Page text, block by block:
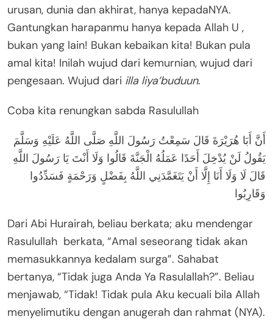
urusan, dunia dan akhirat, hanya kepadaNYA.
Gantungkan harapanmu hanya kepada Allah U ,
bukan yang lain! Bukan kebaikan kita! Bukan pula
amal kita! Inilah wujud dari kemurnian, wujud dari
pengesaan. Wujud dari illa liya’buduun.
Coba kita renungkan sabda Rasulullah
أَنَّ أَبَا هُرَيْرَةَ قَالَ سَمِعْتُ رَسُولَ اللَّهِ صَلَّى اللَّهُ عَلَيْهِ وَسَلَّمَ
يَقُولُ لَنْ يُدْخِلَ أَحَدًا عَمَلُهُ الْجَنَّةَ قَالُوا وَلَا أَنْتَ يَا رَسُولَ اللَّهِ
قَالَ لَا وَلَا أَنَا إِلَّا أَنْ يَتَغَمَّدَنِي اللَّهُ بِفَضْلٍ وَرَحْمَةٍ فَسَدِّدُوا
وَقَارِبُوا
Dari Abi Hurairah, beliau berkata; aku mendengar
Rasulullah berkata, “Amal seseorang tidak akan
memasukkannya kedalam surga”. Sahabat
bertanya, “Tidak juga Anda Ya Rasulallah?”. Beliau
menjawab, “Tidak! Tidak pula Aku kecuali bila Allah
menyelimutiku dengan anugerah dan rahmat (NYA).